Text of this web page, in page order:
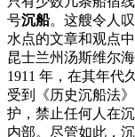
号沉船。这艘令人
水点的文章和观点
昆士兰州汤斯维尔
1911 年，在其年代
受到《历史沉船法
护，禁止任何人在
内部。尽管如此，